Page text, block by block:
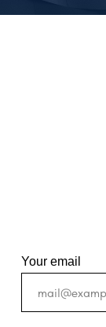
Your email